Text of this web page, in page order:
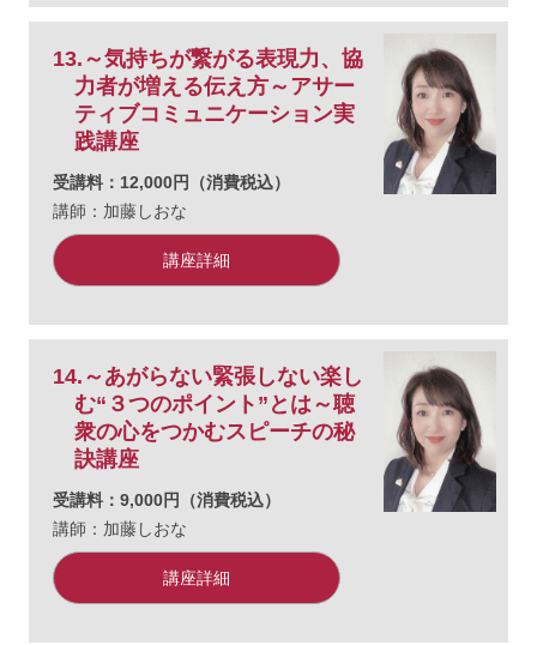
13.～気持ちが繋がる表現力、協
力者が増える伝え方～アサー
ティブコミュニケーション実
践講座
受講料：12,000円（消費税込）
講師：加藤しおな
講座詳細
14.～あがらない緊張しない楽し
む“３つのポイント”とは～聴
衆の心をつかむスピーチの秘
訣講座
受講料：9,000円（消費税込）
講師：加藤しおな
講座詳細